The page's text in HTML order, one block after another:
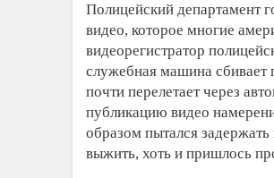
Полицейский департамент
видео, которое многие
видеорегистратор
служебная машина сбивает
почти перелетает через
публикацию видео
образом пытался
выжить, хоть и пришлось